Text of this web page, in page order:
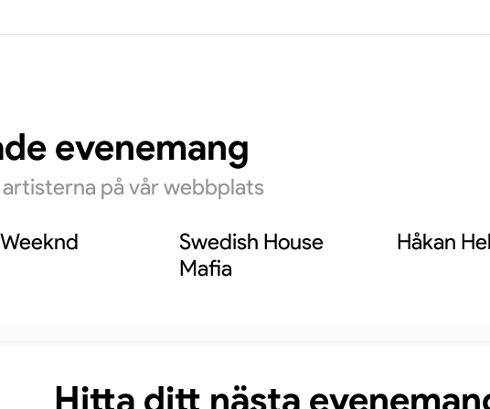
Begins. Han har även gjort internationell karriär som
utomjordingen Don i serien People of Earth.
evenemang
på vår webbplats
Swedish House
Mafia
Håkan
Hitta ditt nästa